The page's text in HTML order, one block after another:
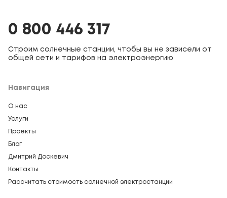
0 800 446 317
Строим солнечные станции, чтобы вы не зависели от
общей сети и тарифов на электроэнергию
Навигация
О нас
Услуги
Проекты
Блог
Дмитрий Доскевич
Контакты
Рассчитать стоимость солнечной электростанции